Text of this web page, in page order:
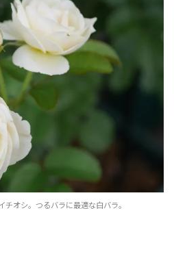
オシ。つるバラに最適な白バラ。